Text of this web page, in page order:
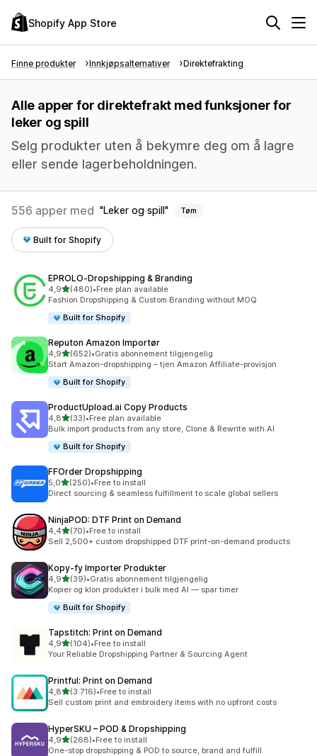
Shopify App Store
Finne produkter Innkjøpsalternativer Direktefrakting
Alle apper for direktefrakt med funksjoner for
leker og spill
Selg produkter uten å bekymre deg om å lagre
eller sende lagerbeholdningen.
556 apper med Leker og spill Tøm
Built for Shopify
EPROLO‑Dropshipping & Branding
4,9av 5 stjerner
(480)
Totalt 480 omtaler
•Free plan available
Fashion Dropshipping & Custom Branding without MOQ
Built for Shopify
Reputon Amazon Importør
4,9av 5 stjerner
(652)
Totalt 652 omtaler
•Gratis abonnement tilgjengelig
Start Amazon-dropshipping – tjen Amazon Affiliate-provisjon
Built for Shopify
ProductUpload.ai Copy Products
4,8av 5 stjerner
(33)
Totalt 33 omtaler
•Free plan available
Bulk import products from any store, Clone & Rewrite with AI
Built for Shopify
FFOrder Dropshipping
5,0av 5 stjerner
(250)
Totalt 250 omtaler
•Free to install
Direct sourcing & seamless fulfillment to scale global sellers
NinjaPOD: DTF Print on Demand
4,4av 5 stjerner
(70)
Totalt 70 omtaler
•Free to install
Sell 2,500+ custom dropshipped DTF print-on-demand products
Kopy‑fy Importer Produkter
4,9av 5 stjerner
(39)
Totalt 39 omtaler
•Gratis abonnement tilgjengelig
Kopier og klon produkter i bulk med AI — spar timer
Built for Shopify
Tapstitch: Print on Demand
4,9av 5 stjerner
(104)
Totalt 104 omtaler
•Free to install
Your Reliable Dropshipping Partner & Sourcing Agent
Printful: Print on Demand
4,8av 5 stjerner
(3 716)
Totalt 3716 omtaler
•Free to install
Sell custom print and embroidery items with no upfront costs
HyperSKU – POD & Dropshipping
4,9av 5 stjerner
(268)
Totalt 268 omtaler
•Free to install
One-stop dropshipping & POD to source, brand and fulfill